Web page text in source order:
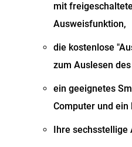
mit
Ausweisfunktion,
die kostenlose
zum Auslesen
ein geeignetes
Computer und
Ihre sechsstellige